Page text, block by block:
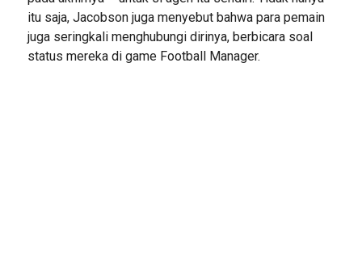
itu saja, Jacobson juga menyebut bahwa para pemain
juga seringkali menghubungi dirinya, berbicara soal
status mereka di game Football Manager.